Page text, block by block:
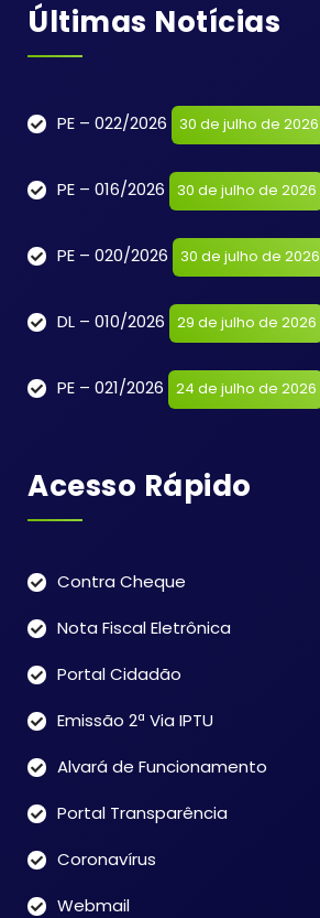
Últimas Notícias
PE – 022/2026 30 de julho de 2026
PE – 016/2026 30 de julho de 2026
PE – 020/2026 30 de julho de 2026
DL – 010/2026 29 de julho de 2026
PE – 021/2026 24 de julho de 2026
Acesso Rápido
Contra Cheque
Nota Fiscal Eletrônica
Portal Cidadão
Emissão 2ª Via IPTU
Alvará de Funcionamento
Portal Transparência
Coronavírus
Webmail